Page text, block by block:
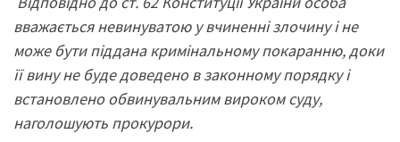
вважається невинуватою у вчиненні злочину і не
може бути піддана кримінальному покаранню, доки
її вину не буде доведено в законному порядку і
встановлено обвинувальним вироком суду,
наголошують прокурори.